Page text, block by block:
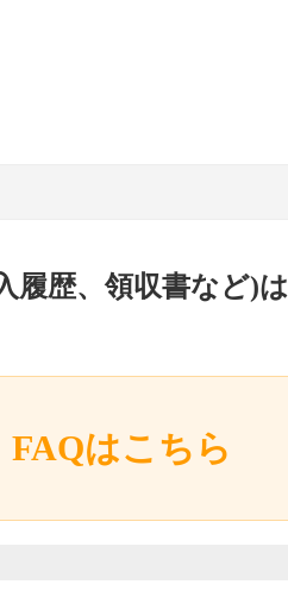
履歴、領収書など)は
FAQはこちら